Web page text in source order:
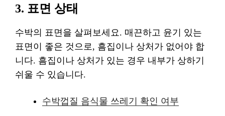
3. 표면 상태
수박의 표면을 살펴보세요. 매끈하고 윤기 있는
표면이 좋은 것으로, 흠집이나 상처가 없어야 합
니다. 흠집이나 상처가 있는 경우 내부가 상하기
쉬울 수 있습니다.
수박껍질 음식물 쓰레기 확인 여부